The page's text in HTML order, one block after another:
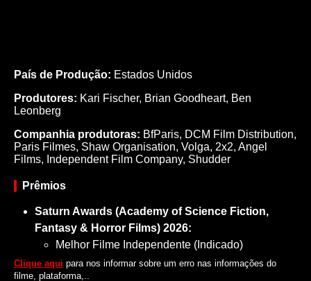
País de Produção: Estados Unidos
Produtores: Kari Fischer, Brian Goodheart, Ben
Leonberg
Companhia produtoras: BfParis, DCM Film Distribution,
Paris Filmes, Shaw Organisation, Volga, 2x2, Angel
Films, Independent Film Company, Shudder
Prêmios
Saturn Awards (Academy of Science Fiction,
Fantasy & Horror Films) 2026:
Melhor Filme Independente (Indicado)
Clique aqui para nos informar sobre um erro nas informações do
filme, plataforma,..